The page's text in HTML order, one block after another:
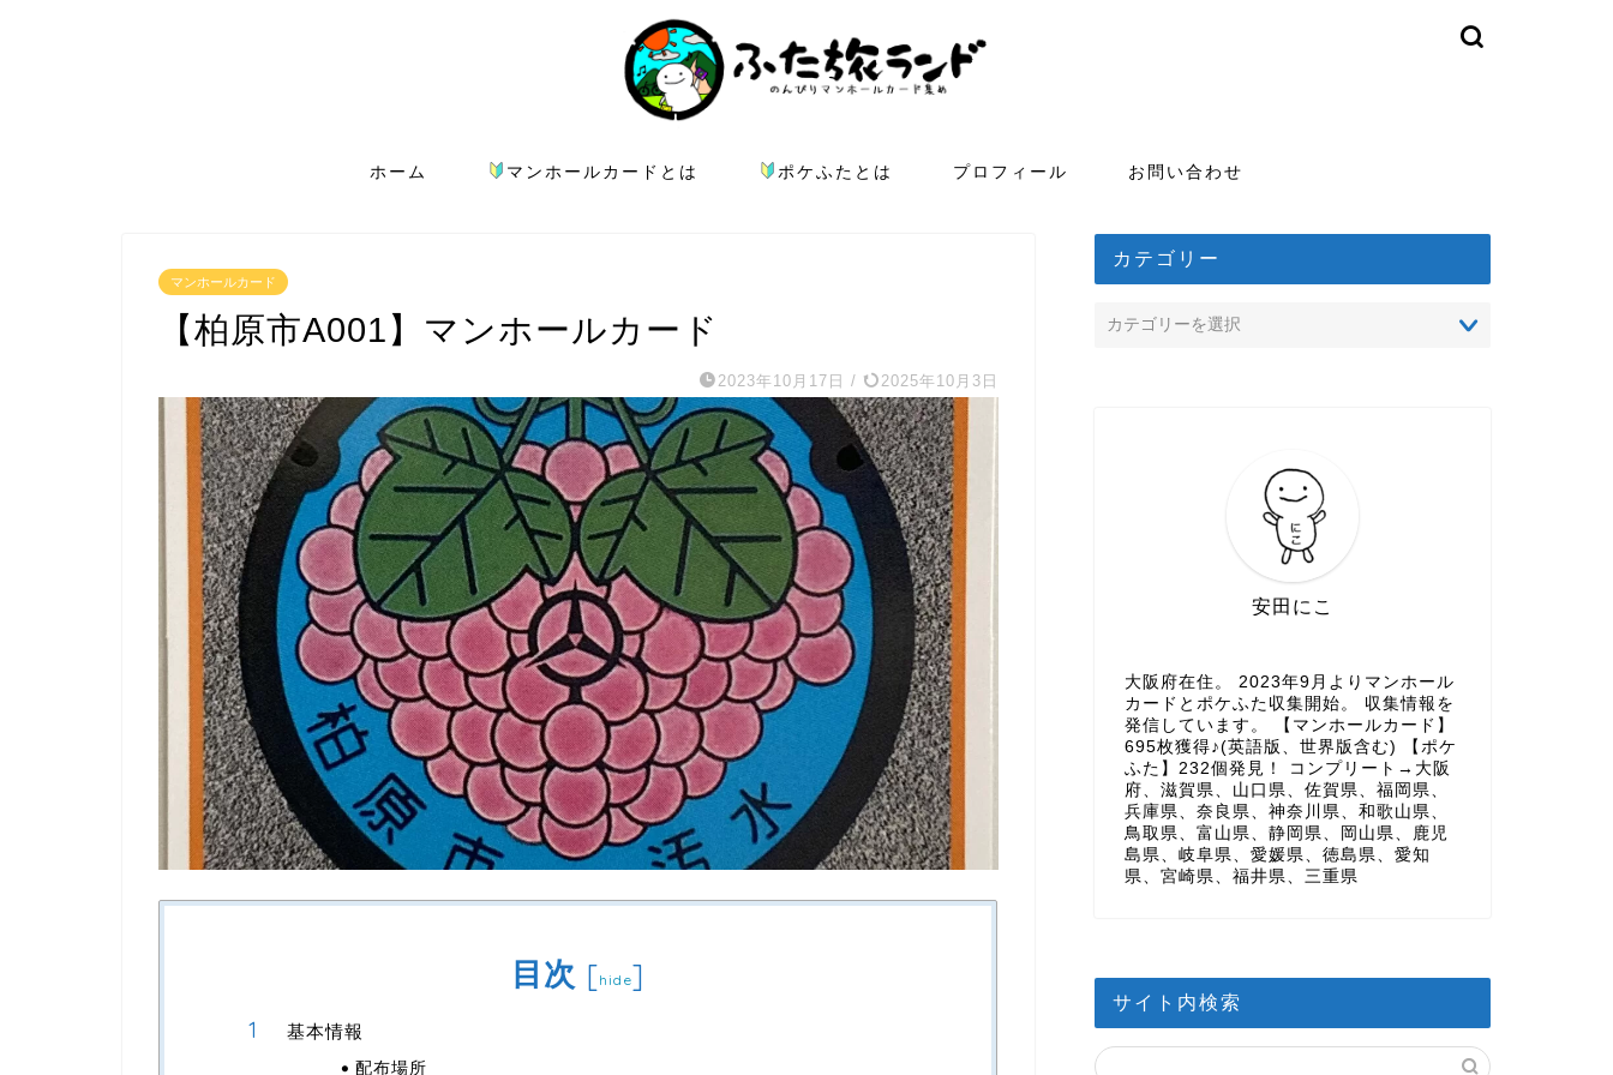
ホーム マンホールカードとは ポケふたとは プロフィール お問い合わせ
マンホールカード
【柏原市A001】マンホールカード
2023年10月17日 / 2025年10月3日
目次 [hide]
基本情報
配布場所
カテゴリー
安田にこ
大阪府在住。 2023年9月よりマンホール
カードとポケふた収集開始。 収集情報を
発信しています。 【マンホールカード】
695枚獲得♪(英語版、世界版含む) 【ポケ
ふた】232個発見！ コンプリート→大阪
府、滋賀県、山口県、佐賀県、福岡県、
兵庫県、奈良県、神奈川県、和歌山県、
鳥取県、富山県、静岡県、岡山県、鹿児
島県、岐阜県、愛媛県、徳島県、愛知
県、宮崎県、福井県、三重県
サイト内検索